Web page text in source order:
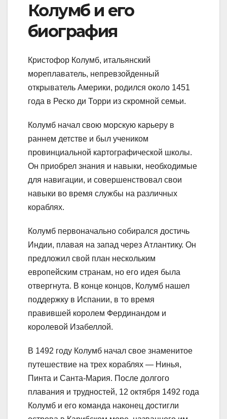
Колумб и его
биография
Кристофор Колумб, итальянский
мореплаватель, непревзойденный
открыватель Америки, родился около 1451
года в Реско ди Торри из скромной семьи.
Колумб начал свою морскую карьеру в
раннем детстве и был учеником
провинциальной картографической школы.
Он приобрел знания и навыки, необходимые
для навигации, и совершенствовал свои
навыки во время службы на различных
кораблях.
Колумб первоначально собирался достичь
Индии, плавая на запад через Атлантику. Он
предложил свой план нескольким
европейским странам, но его идея была
отвергнута. В конце концов, Колумб нашел
поддержку в Испании, в то время
правившей королем Фердинандом и
королевой Изабеллой.
В 1492 году Колумб начал свое знаменитое
путешествие на трех кораблях — Нинья,
Пинта и Санта-Мария. После долгого
плавания и трудностей, 12 октября 1492 года
Колумб и его команда наконец достигли